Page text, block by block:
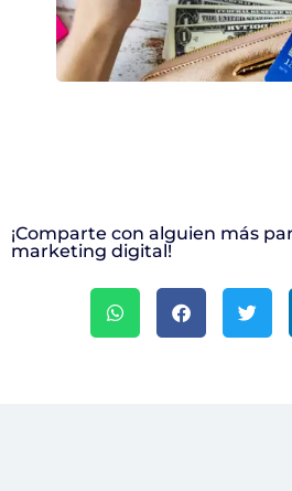
¡Comparte con alguien más
marketing digital!